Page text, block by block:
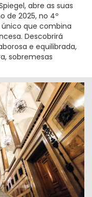
abre as suas
de 2025, no 4º
que combina
Descobrirá
e equilibrada,
sobremesas